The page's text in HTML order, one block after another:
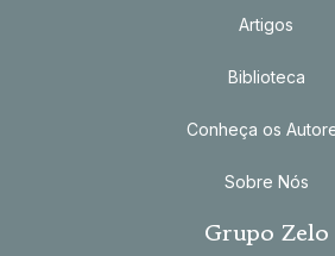
Artigos
Biblioteca
Conheça os
Sobre Nós
Grupo Zelo